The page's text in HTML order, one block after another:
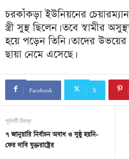
চরকাঁকড়া ইউনিয়নের
স্ত্রী সুস্থ ছিলেন। তবে স্বামীর
হয়ে পড়েন তিনি। তাদের
ছায়া নেমে এসেছে।
Facebook X
পূর্ববর্তী নিবন্ধ
৭ জানুয়ারি নির্বাচন অবাধ ও সুষ্ঠু হয়নি-
ফের দাবি যুক্তরাষ্ট্রের